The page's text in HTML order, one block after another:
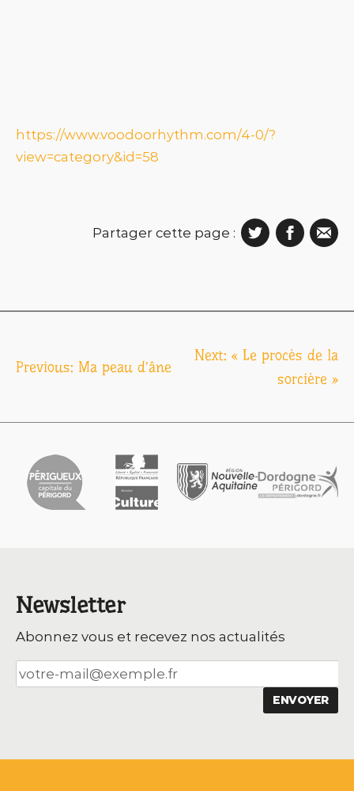
https://www.voodoorhythm.com/4-0/?
view=category&id=58
Partager cette page :
Navigation
Previous: Ma peau d’âne
Next: « Le procès de la
sorcière »
Newsletter
Abonnez vous et recevez nos actualités